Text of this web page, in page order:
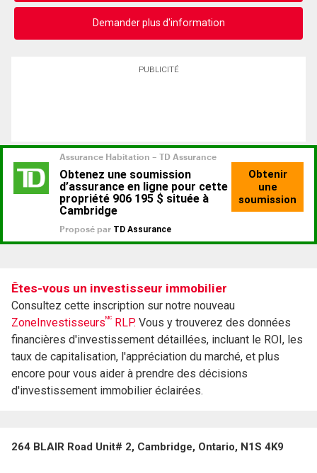
Demander plus d'information
PUBLICITÉ
Êtes-vous un investisseur immobilier
Consultez cette inscription sur notre nouveau
ZoneInvestisseursMC RLP. Vous y trouverez des données
financières d'investissement détaillées, incluant le ROI, les
taux de capitalisation, l'appréciation du marché, et plus
encore pour vous aider à prendre des décisions
d'investissement immobilier éclairées.
264 BLAIR Road Unit# 2, Cambridge, Ontario, N1S 4K9